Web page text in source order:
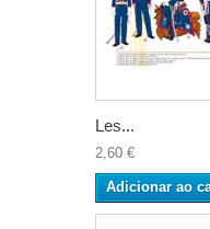
Les...
2,60 €
Adicionar ao